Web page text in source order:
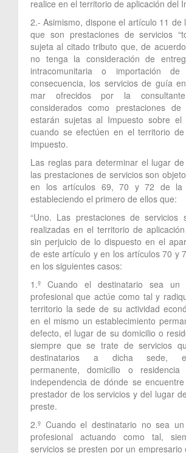
realice en el territorio de aplicación del
2.- Asimismo, dispone el artículo 11 de
que son prestaciones de servicios
sujeta al citado tributo que, de
no tenga la consideración de
intracomunitaria o importación de
consecuencia, los servicios de guía
mar ofrecidos por la
considerados como prestaciones
estarán sujetas al Impuesto sobre el
cuando se efectúen en el territorio
impuesto.
Las reglas para determinar el lugar
las prestaciones de servicios son
en los artículos 69, 70 y 72 de la
estableciendo el primero de ellos que:
“Uno. Las prestaciones de servicios
realizadas en el territorio de
sin perjuicio de lo dispuesto en el
de este artículo y en los artículos 70 y
en los siguientes casos:
1.º Cuando el destinatario sea un
profesional que actúe como tal y
territorio la sede de su actividad
en el mismo un establecimiento
defecto, el lugar de su domicilio o
siempre que se trate de servicios
destinatarios a dicha sede,
permanente, domicilio o residencia
independencia de dónde se
prestador de los servicios y del lugar
preste.
2.º Cuando el destinatario no sea
profesional actuando como tal,
servicios se presten por un empresario